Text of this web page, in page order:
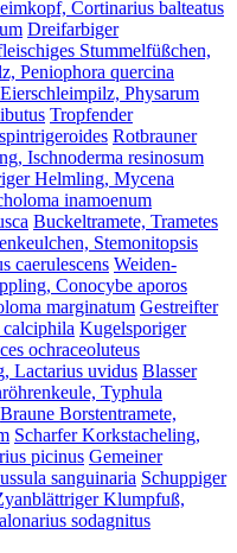
Cortinarius balteatus
Dreifarbiger
Stummelfüßchen,
Peniophora quercina
Physarum
Tropfender
Rotbrauner
Ischnoderma resinosum
Helmling, Mycena
inamoenum
Buckeltramete, Trametes
Stemonitopsis
caerulescens Weiden-
Conocybe aporos
marginatum Gestreifter
Kugelsporiger
ochraceoluteus
Lactarius uvidus Blasser
Typhula
Braune Borstentramete,
Scharfer Korkstacheling,
picinus Gemeiner
sanguinaria Schuppiger
Klumpfuß,
sodagnitus